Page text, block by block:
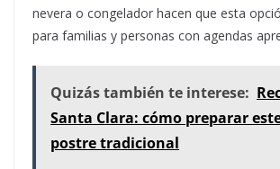
nevera o congelador hacen que esta
para familias y personas con agendas
Quizás también te interese:
Santa Clara: cómo preparar
postre tradicional